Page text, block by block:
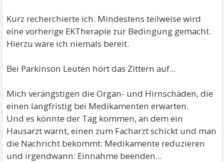
Kurz recherchierte ich. Mindestens teilweise wird
eine vorherige EKTherapie zur Bedingung gemacht.
Hierzu wäre ich niemals bereit.
Bei Parkinson Leuten hört das Zittern auf...
Mich verängstigen die Organ- und Hirnschäden, die
einen langfristig bei Medikamenten erwarten.
Und es könnte der Tag kommen, an dem ein
Hausarzt warnt, einen zum Facharzt schickt und man
die Nachricht bekommt: Medikamente reduzieren
und irgendwann: Einnahme beenden...